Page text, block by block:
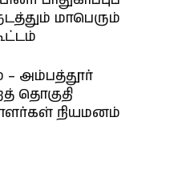
மாபெரும்
அம்பத்தூர்
தொகுதி
நியமனம்